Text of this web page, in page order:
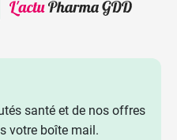
santé et de nos offres
votre boîte mail.